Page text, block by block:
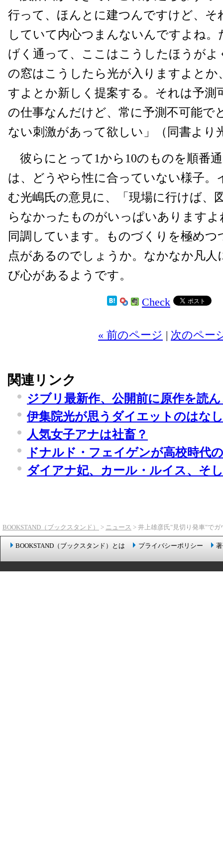
行って、ほんとに建つんですけど、そ
していて内心つまんないんですよね。
げく通って、ここはこうしたほうが
の窓はこうしたら光が入りますよとか
すよとか新しく提案する。それは予測
の仕事なんだけど、常に予測不可能で
ない刺激があって欲しい」（同書より
彼らにとって1から10のものを順番
は、どうやら性に合っていない様子。
む光嶋氏の意見に、「現場に行けば、
らなかったものがいっぱいあります
同調しています。ものづくりを極めつ
点があるのでしょうか。なかなか凡人
び心があるようです。
Check
« 前のページ | 次のペー
関連リンク
ジブリ最新作、公開前に原作を読
伊集院光が思うダイエットのはな
人気女子アナは社畜？
ドナルド・フェイゲンが高校時代
ダイアナ妃、カール・ルイス、そ
BOOKSTAND（ブックスタンド） > ニュース > 井上雄彦氏"見切り発車"で
BOOKSTAND（ブックスタンド）とは プライバシーポリシー